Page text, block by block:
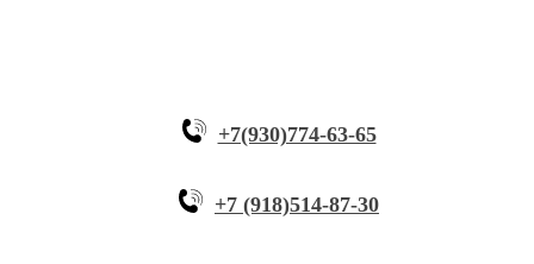
+7(930)774-63-65
+7 (918)514-87-30